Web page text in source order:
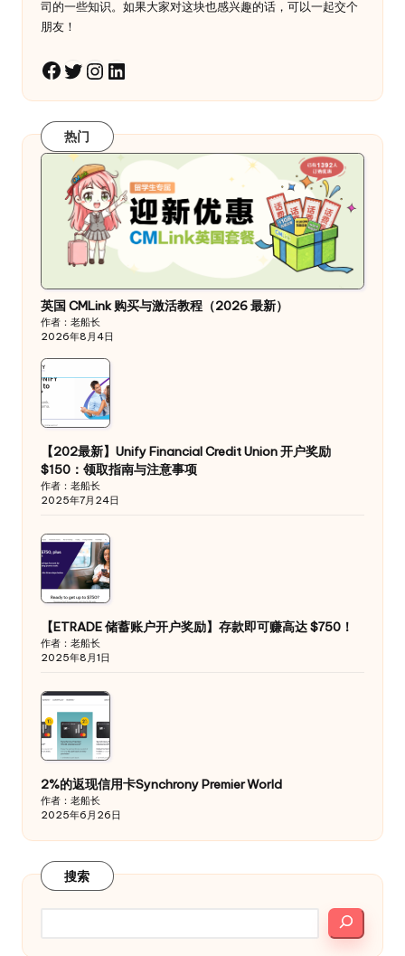
司的一些知识。如果大家对这块也感兴趣的话，可以一起交个
朋友！
Facebook
Twitter
Instagram
LinkedIn
热门
英国 CMLink 购买与激活教程（2026 最新）
作者：老船长
2026年8月4日
【202最新】Unify Financial Credit Union 开户奖励
$150：领取指南与注意事项
作者：老船长
2025年7月24日
【ETRADE 储蓄账户开户奖励】存款即可赚高达 $750！
作者：老船长
2025年8月1日
2%的返现信用卡Synchrony Premier World
作者：老船长
2025年6月26日
搜索